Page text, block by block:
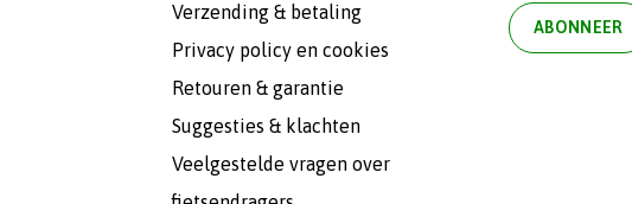
Verzending & betaling
Privacy policy en cookies
Retouren & garantie
Suggesties & klachten
Veelgestelde vragen over
ABONNEER